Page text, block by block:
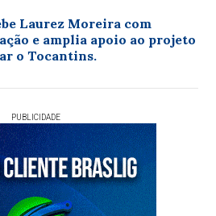
Laurez Moreira com
e amplia apoio ao projeto
o Tocantins.
PUBLICIDADE